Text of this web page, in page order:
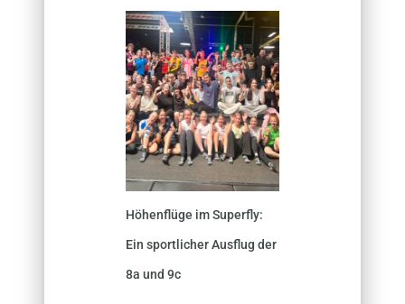
Höhenflüge im Superfly:
Ein sportlicher Ausflug der
8a und 9c